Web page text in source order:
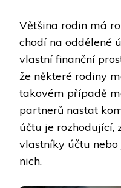
Většina rodin má
chodí na oddělené
vlastní finanční
že některé rodiny
takovém případě
partnerů nastat
účtu je rozhodující,
vlastníky účtu
nich.